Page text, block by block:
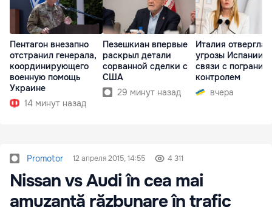
Пентагон внезапно
отстранил генерала,
координирующего
военную помощь
Украине
14 минут назад
Пезешкиан впервые
раскрыл детали
сорванной сделки с
США
29 минут назад
Италия отвергла
угрозы Испании в
связи с
контролем
вчера
Promotor 12 апреля 2015, 14:55 4 311
Nissan vs Audi în cea mai
amuzantă răzbunare în trafic